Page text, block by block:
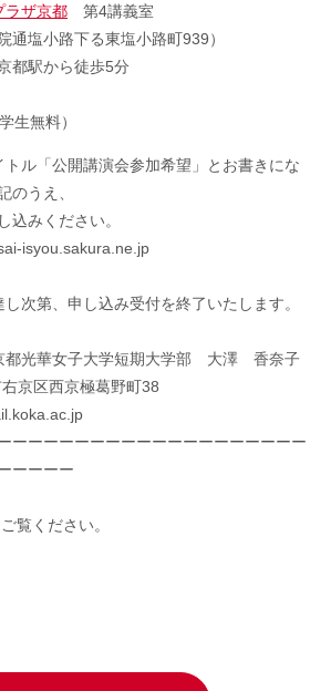
ラザ京都 第4講義室
通塩小路下る東塩小路町939）
都駅から徒歩5分
生無料）
ル「公開講演会参加希望」とお書きにな
のうえ、
込みください。
isyou.sakura.ne.jp
次第、申し込み受付を終了いたします。
光華女子大学短期大学部 大澤 香奈子
京区西京極葛野町38
ーーーーーーーーーーーーーーーーーーー
ーーーー
覧ください。